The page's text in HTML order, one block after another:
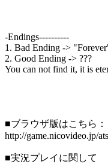
-Endings----------
1. Bad Ending ->
2. Good Ending -> ???
You can not find it, it is
■ブラウザ版はこちら：
http://game.nicovideo.jp/
■実況プレイに関して